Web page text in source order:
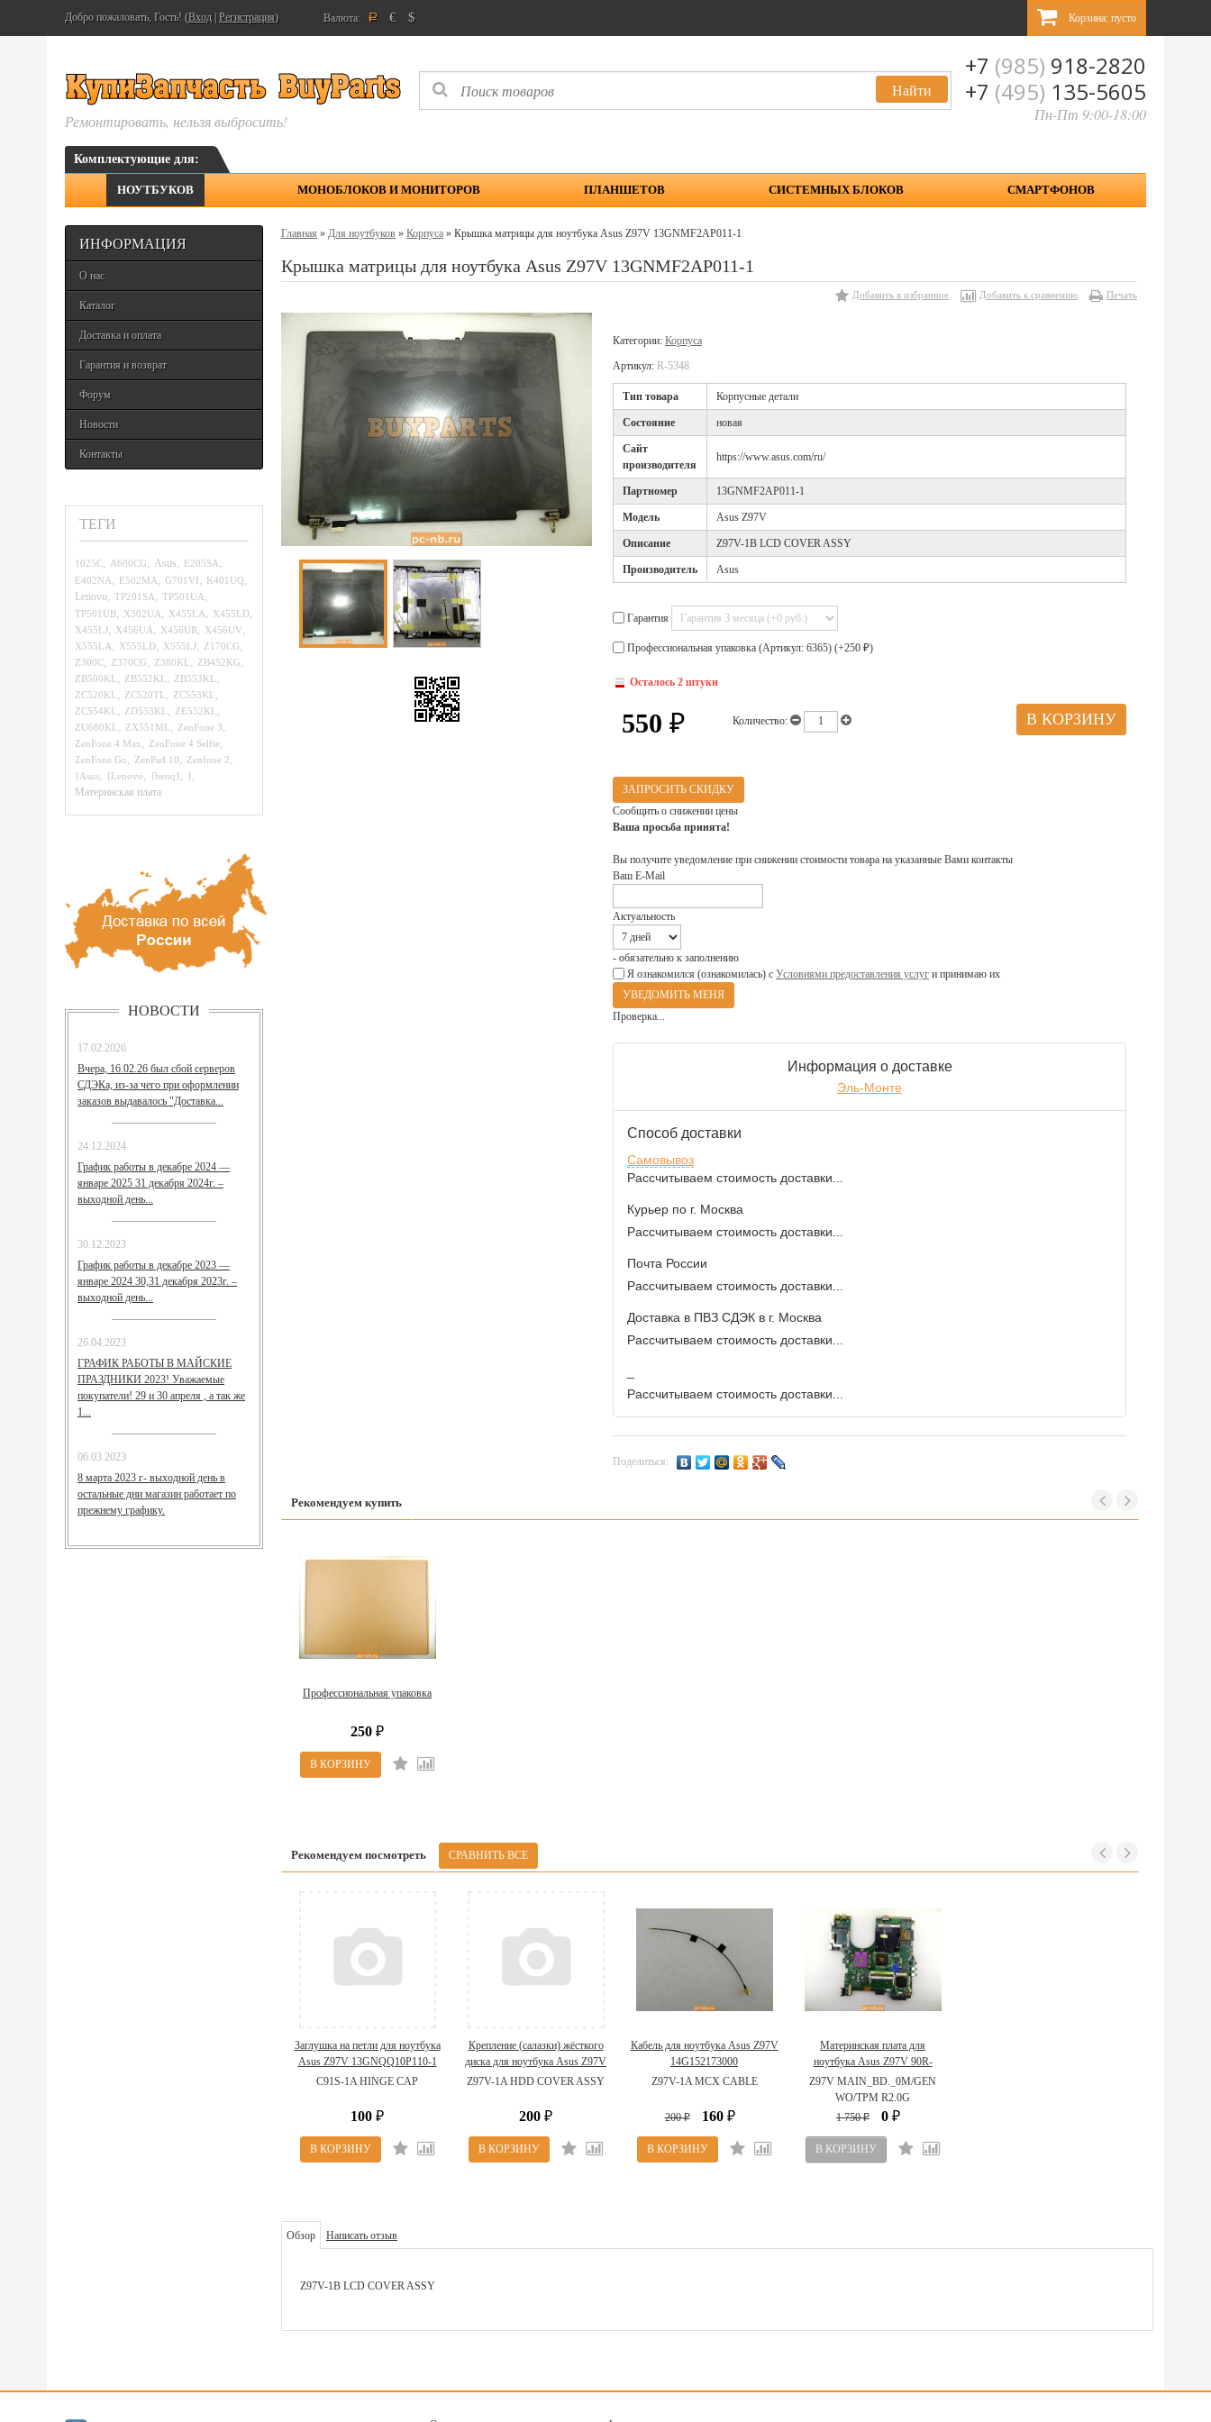
Добро пожаловать, Гость! (Вход Регистрация) Валюта: Р € $ Корзина: пусто
Ремонтировать, нельзя выбросить!
+7 (985) 918-2820
+7 (495) 135-5605
Пн-Пт 9:00-18:00
Комплектующие для:
НОУТБУКОВ МОНОБЛОКОВ И МОНИТОРОВ ПЛАНШЕТОВ СИСТЕМНЫХ БЛОКОВ СМАРТФОНОВ
ИНФОРМАЦИЯ
О нас
Каталог
Доставка и оплата
Гарантия и возврат
Форум
Новости
Контакты
ТЕГИ
1025C, A600CG, Asus, E205SA,
E402NA, E502MA, G701VI, K401UQ,
Lenovo, TP201SA, TP501UA,
TP501UB, X302UA, X455LA, X455LD,
X455LJ, X456UA, X456UR, X456UV,
X555LA, X555LD, X555LJ, Z170CG,
Z300C, Z370CG, Z380KL, ZB452KG,
ZB500KL, ZB552KL, ZB553KL,
ZC520KL, ZC520TL, ZC553KL,
ZC554KL, ZD553KL, ZE552KL,
ZU680KL, ZX551ML, ZenFone 3,
ZenFone 4 Max, ZenFone 4 Selfie,
ZenFone Go, ZenPad 10, Zenfone 2,
{Asus, {Lenovo, {benq}, },
Материнская плата
НОВОСТИ
17.02.2026
Вчера, 16.02.26 был сбой серверов
СДЭКа, из-за чего при оформлении
заказов выдавалось "Доставка...
24.12.2024
График работы в декабре 2024 —
январе 2025 31 декабря 2024г. –
выходной день...
30.12.2023
График работы в декабре 2023 —
январе 2024 30,31 декабря 2023г. –
выходной день...
26.04.2023
ГРАФИК РАБОТЫ В МАЙСКИЕ
ПРАЗДНИКИ 2023! Уважаемые
покупатели! 29 и 30 апреля , а так же
1...
06.03.2023
8 марта 2023 г- выходной день в
остальные дни магазин работает по
прежнему графику.
Главная » Для ноутбуков » Корпуса » Крышка матрицы для ноутбука Asus Z97V 13GNMF2AP011-1
Крышка матрицы для ноутбука Asus Z97V 13GNMF2AP011-1
Добавить в избранное Добавить к сравнению Печать
Категории: Корпуса
Артикул: R-5348
Тип товара Корпусные детали
Cостояние новая
Cайт
производителя
https://www.asus.com/ru/
Партномер 13GNMF2AP011-1
Модель Asus Z97V
Описание Z97V-1B LCD COVER ASSY
Производитель Asus
Гарантия
Профессиональная упаковка (Артикул: 6365) (+250 ₽)
Осталось 2 штуки
550 ₽ Количество:
ЗАПРОСИТЬ СКИДКУ
Сообщить о снижении цены
Ваша просьба принята!
Вы получите уведомление при снижении стоимости товара на указанные Вами контакты
Ваш E-Mail
Актуальность
- обязательно к заполнению
Я ознакомился (ознакомилась) с Условиями предоставления услуг и принимаю их
Проверка...
Информация о доставке
Эль-Монте
Способ доставки
Самовывоз
Рассчитываем стоимость доставки...
Курьер по г. Москва
Рассчитываем стоимость доставки...
Почта России
Рассчитываем стоимость доставки...
Доставка в ПВЗ СДЭК в г. Москва
Рассчитываем стоимость доставки...
Рассчитываем стоимость доставки...
Поделиться:
Рекомендуем купить
Профессиональная упаковка
250 ₽
Рекомендуем посмотреть
Заглушка на петли для ноутбука
Asus Z97V 13GNQQ10P110-1
(C91S-1A HINGE CAP)
C91S-1A HINGE CAP
100 ₽
Крепление (салазки) жёсткого
диска для ноутбука Asus Z97V
13GNMF1AM041-1 (Z97V-1A
Z97V-1A HDD COVER ASSY
200 ₽
Кабель для ноутбука Asus Z97V
14G152173000
Z97V-1A MCX CABLE
200₽ 160 ₽
Материнская плата для
ноутбука Asus Z97V 90R-
NMFMB1100Y
Z97V MAIN_BD._0M/GEN
WO/TPM R2.0G
1 750₽ 0 ₽
Обзор Написать отзыв
Z97V-1B LCD COVER ASSY